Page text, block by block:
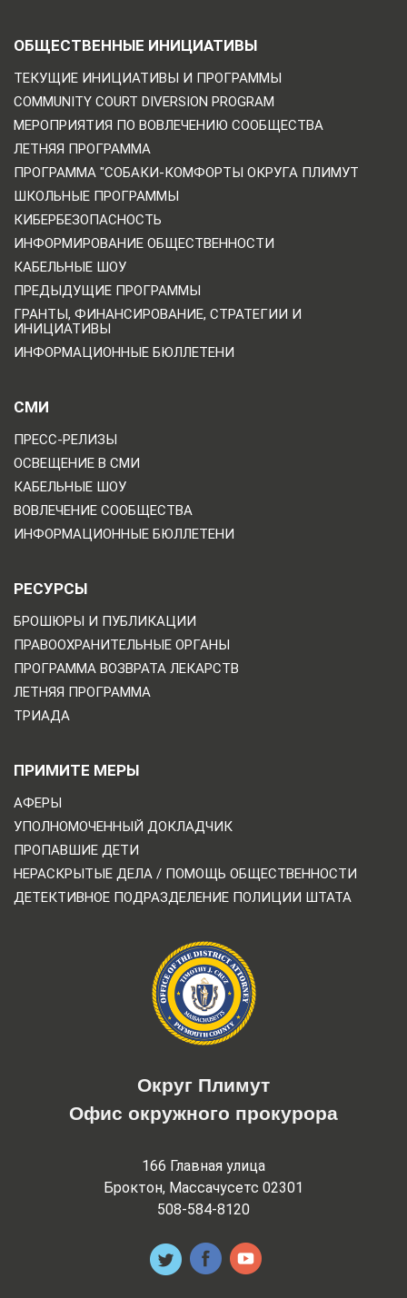
ОБЩЕСТВЕННЫЕ ИНИЦИАТИВЫ
ТЕКУЩИЕ ИНИЦИАТИВЫ И ПРОГРАММЫ
COMMUNITY COURT DIVERSION PROGRAM
МЕРОПРИЯТИЯ ПО ВОВЛЕЧЕНИЮ СООБЩЕСТВА
ЛЕТНЯЯ ПРОГРАММА
ПРОГРАММА "СОБАКИ-КОМФОРТЫ ОКРУГА ПЛИМУТ
ШКОЛЬНЫЕ ПРОГРАММЫ
КИБЕРБЕЗОПАСНОСТЬ
ИНФОРМИРОВАНИЕ ОБЩЕСТВЕННОСТИ
КАБЕЛЬНЫЕ ШОУ
ПРЕДЫДУЩИЕ ПРОГРАММЫ
ГРАНТЫ, ФИНАНСИРОВАНИЕ, СТРАТЕГИИ И
ИНИЦИАТИВЫ
ИНФОРМАЦИОННЫЕ БЮЛЛЕТЕНИ
СМИ
ПРЕСС-РЕЛИЗЫ
ОСВЕЩЕНИЕ В СМИ
КАБЕЛЬНЫЕ ШОУ
ВОВЛЕЧЕНИЕ СООБЩЕСТВА
ИНФОРМАЦИОННЫЕ БЮЛЛЕТЕНИ
РЕСУРСЫ
БРОШЮРЫ И ПУБЛИКАЦИИ
ПРАВООХРАНИТЕЛЬНЫЕ ОРГАНЫ
ПРОГРАММА ВОЗВРАТА ЛЕКАРСТВ
ЛЕТНЯЯ ПРОГРАММА
ТРИАДА
ПРИМИТЕ МЕРЫ
АФЕРЫ
УПОЛНОМОЧЕННЫЙ ДОКЛАДЧИК
ПРОПАВШИЕ ДЕТИ
НЕРАСКРЫТЫЕ ДЕЛА / ПОМОЩЬ ОБЩЕСТВЕННОСТИ
ДЕТЕКТИВНОЕ ПОДРАЗДЕЛЕНИЕ ПОЛИЦИИ ШТАТА
Округ Плимут
Офис окружного прокурора
166 Главная улица
Броктон, Массачусетс 02301
508-584-8120